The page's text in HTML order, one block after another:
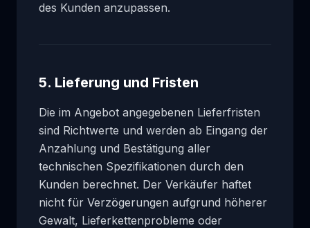
des Kunden anzupassen.
5. Lieferung und Fristen
Die im Angebot angegebenen Lieferfristen
sind Richtwerte und werden ab Eingang der
Anzahlung und Bestätigung aller
technischen Spezifikationen durch den
Kunden berechnet. Der Verkäufer haftet
nicht für Verzögerungen aufgrund höherer
Gewalt, Lieferkettenprobleme oder